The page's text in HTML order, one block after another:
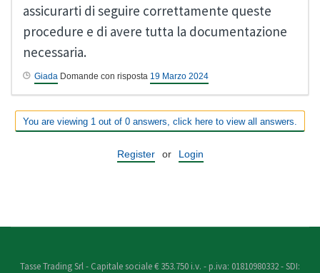
assicurarti di seguire correttamente queste
procedure e di avere tutta la documentazione
necessaria.
Giada Domande con risposta 19 Marzo 2024
You are viewing 1 out of 0 answers, click here to view all answers.
Register or Login
Tasse Trading Srl - Capitale sociale € 353.750 i.v. - p.iva: 01810980332 - SDI: